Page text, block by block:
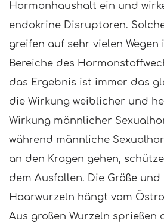
Hormonhaushalt ein und
endokrine Disruptoren.
greifen auf sehr vielen
Bereiche des
das Ergebnis ist immer das
die Wirkung weiblicher und
Wirkung männlicher
während männliche
an den Kragen gehen,
dem Ausfallen. Die Größe
Haarwurzeln hängt vom
Aus großen Wurzeln sprießen